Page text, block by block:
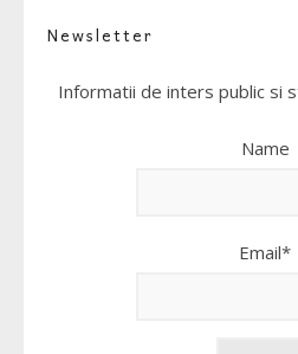
Newsletter
Informatii de inters public si
Name
Email*